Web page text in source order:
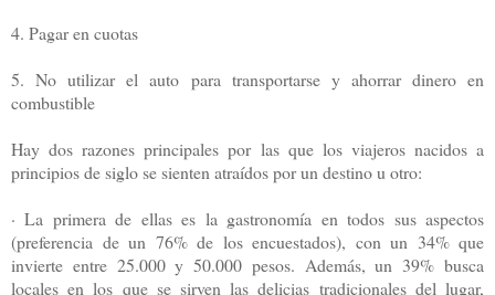
4. Pagar en cuotas
5. No utilizar el auto para transportarse y ahorrar dinero en
combustible
Hay dos razones principales por las que los viajeros nacidos a
principios de siglo se sienten atraídos por un destino u otro:
· La primera de ellas es la gastronomía en todos sus aspectos
(preferencia de un 76% de los encuestados), con un 34% que
invierte entre 25.000 y 50.000 pesos. Además, un 39% busca
locales en los que se sirven las delicias tradicionales del lugar,